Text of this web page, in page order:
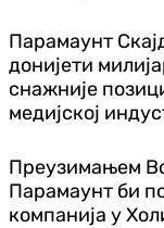
Парамаунт
донијети
снажније
медијској
Преузимањем
Парамаунт би
компанија у